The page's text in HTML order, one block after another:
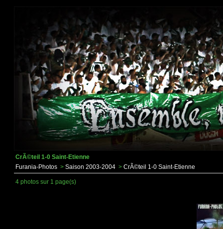
CrÃ©teil 1-0 Saint-Etienne
Furania-Photos > Saison 2003-2004 > CrÃ©teil 1-0 Saint-Etienne
4 photos sur 1 page(s)